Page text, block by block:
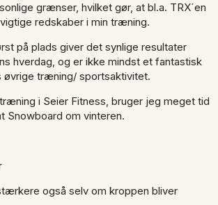
grænser, hvilket gør, at bl.a. TRX´en
redskaber i min træning.
på plads giver det synlige resultater
hverdag, og er ikke mindst et fantastisk
øvrige træning/ sportsaktivitet.
i Seier Fitness, bruger jeg meget tid
Snowboard om vinteren.
også selv om kroppen bliver